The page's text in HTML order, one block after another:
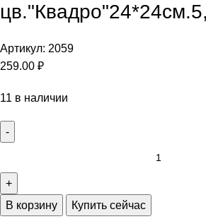
Артикул: 2059
259.00 ₽
11 в наличии
В корзину
Купить сейчас